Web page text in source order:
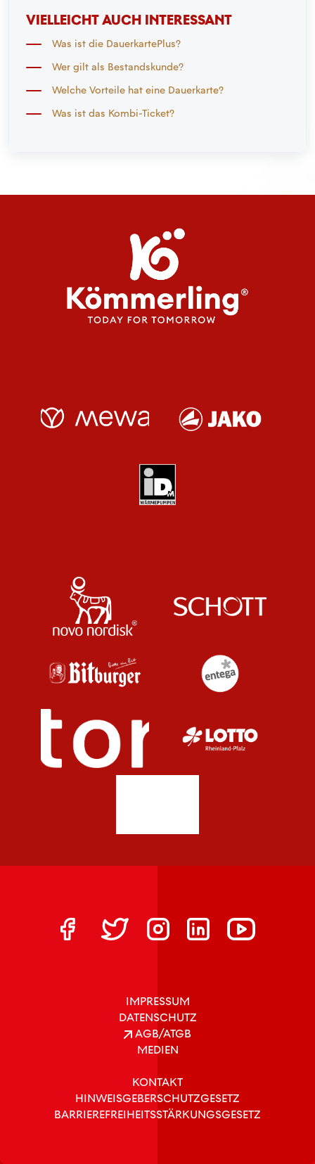
VIELLEICHT AUCH INTERESSANT
Was ist die DauerkartePlus?
Wer gilt als Bestandskunde?
Welche Vorteile hat eine Dauerkarte?
Was ist das Kombi-Ticket?
IMPRESSUM
DATENSCHUTZ
AGB/ATGB
MEDIEN
KONTAKT
HINWEISGEBERSCHUTZGESETZ
BARRIEREFREIHEITSSTÄRKUNGSGESETZ